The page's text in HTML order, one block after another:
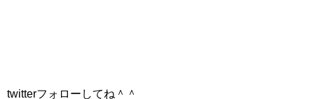
twitterフォローしてね＾＾